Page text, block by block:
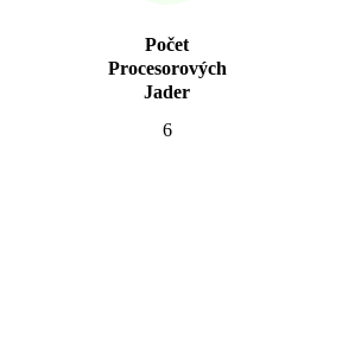
Počet
Procesorových
Jader
6